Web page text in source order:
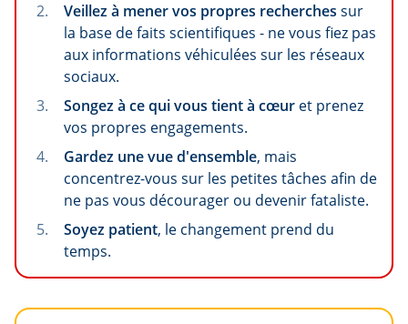
Veillez à mener vos propres recherches sur
la base de faits scientifiques - ne vous fiez pas
aux informations véhiculées sur les réseaux
sociaux.
Songez à ce qui vous tient à cœur et prenez
vos propres engagements.
Gardez une vue d'ensemble, mais
concentrez-vous sur les petites tâches afin de
ne pas vous décourager ou devenir fataliste.
Soyez patient, le changement prend du
temps.